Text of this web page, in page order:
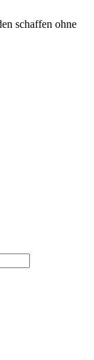
schaffen ohne